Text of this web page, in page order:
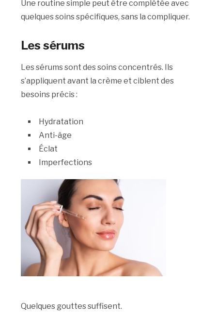
Une routine simple peut être complétée avec
quelques soins spécifiques, sans la compliquer.
Les sérums
Les sérums sont des soins concentrés. Ils
s’appliquent avant la crème et ciblent des
besoins précis :
Hydratation
Anti-âge
Éclat
Imperfections
Quelques gouttes suffisent.